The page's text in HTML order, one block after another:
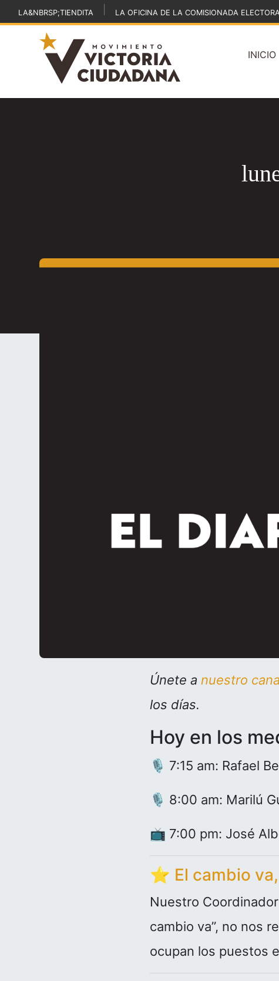
LA&NBRSP;TIENDITA LA OFICINA DE LA COMISIONADA
INICIO
Únete a nuestro
los días.
Hoy en los
🎙️ 7:15 am: Rafael
🎙️ 8:00 am: Marilú
📺 7:00 pm: José
⭐ El cambio
Nuestro
cambio va”, no nos
ocupan los puestos